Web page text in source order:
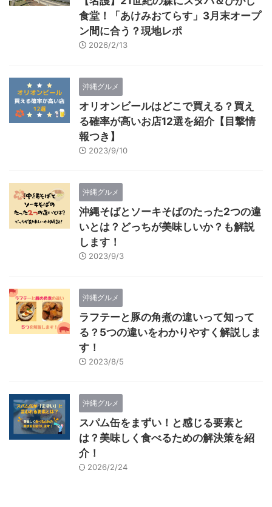
食堂！「あけみおてらす」3月末オープ
ン間に合う？現地レポ
2026/2/13
沖縄グルメ
オリオンビールはどこで買える？買え
る確率が高いお店12選を紹介【目撃情
報つき】
2023/9/10
沖縄グルメ
沖縄そばとソーキそばのたった2つの違
いとは？どっちが美味しいか？も解説
します！
2023/9/3
沖縄グルメ
ラフテーと豚の角煮の違いって知って
る？5つの違いをわかりやすく解説しま
す！
2023/8/5
沖縄グルメ
スパム缶をまずい！と感じる要素と
は？美味しく食べるための解決策を紹
介！
2026/2/24